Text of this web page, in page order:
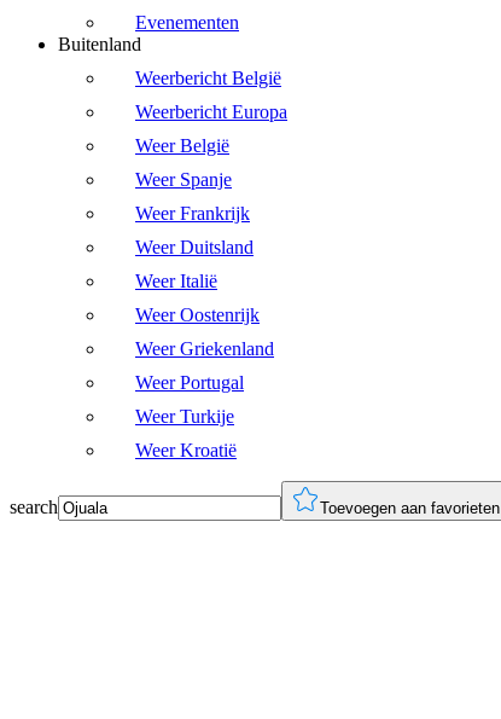
Evenementen
Buitenland
Weerbericht België
Weerbericht Europa
Weer België
Weer Spanje
Weer Frankrijk
Weer Duitsland
Weer Italië
Weer Oostenrijk
Weer Griekenland
Weer Portugal
Weer Turkije
Weer Kroatië
search Toevoegen aan favorieten